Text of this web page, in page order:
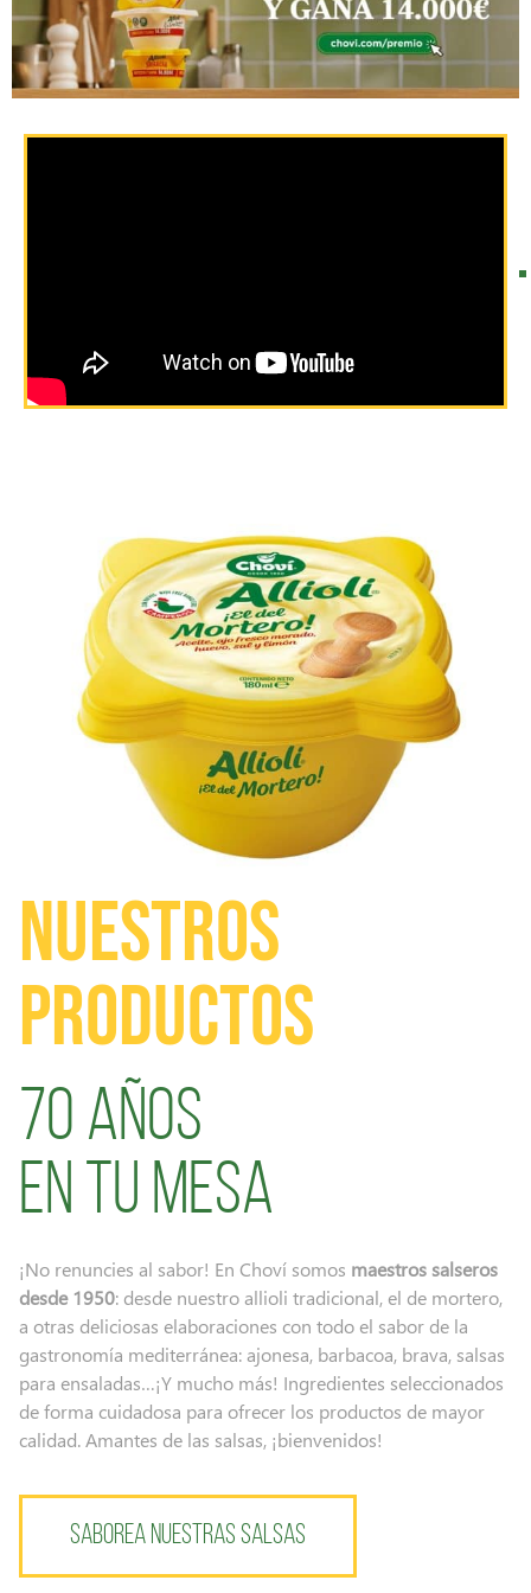
NUESTROS
PRODUCTOS
70 AÑOS
EN TU MESA
¡No renuncies al sabor! En Choví somos maestros salseros
desde 1950: desde nuestro allioli tradicional, el de mortero,
a otras deliciosas elaboraciones con todo el sabor de la
gastronomía mediterránea: ajonesa, barbacoa, brava, salsas
para ensaladas…¡Y mucho más! Ingredientes seleccionados
de forma cuidadosa para ofrecer los productos de mayor
calidad. Amantes de las salsas, ¡bienvenidos!
SABOREA NUESTRAS SALSAS